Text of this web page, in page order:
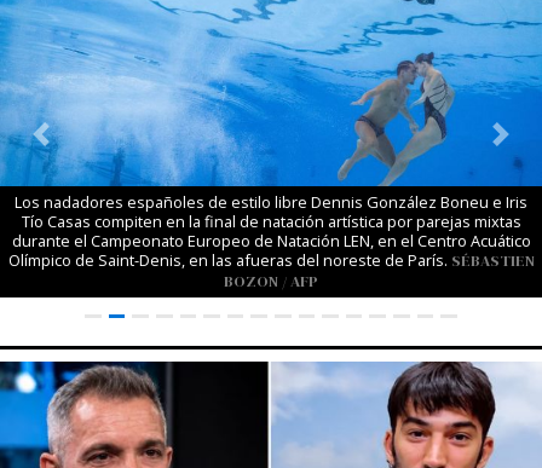
Los nadadores españoles de estilo libre Dennis González Boneu e Iris
Tío Casas compiten en la final de natación artística por parejas mixtas
durante el Campeonato Europeo de Natación LEN, en el Centro Acuático
Olímpico de Saint-Denis, en las afueras del noreste de París. SÉBASTIEN
BOZON / AFP
Previous Next